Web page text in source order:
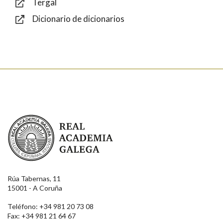
Tergal
Dicionario de dicionarios
Real Academia Galega
Rúa Tabernas, 11
15001 - A Coruña
Teléfono: +34 981 20 73 08
Fax: +34 981 21 64 67